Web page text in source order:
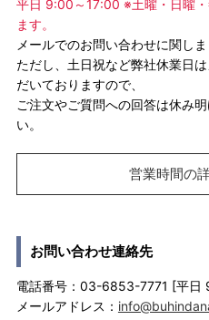
平日 9:00～17:00 ※土曜・日曜
ます。
メールでのお問い合わせに関し
ただし、土日祝など弊社休業日
だいておりますので、
ご注文やご質問への回答は休み
い。
営業時間の
お問い合わせ連絡先
電話番号：03-6853-7771 [平日
メールアドレス：